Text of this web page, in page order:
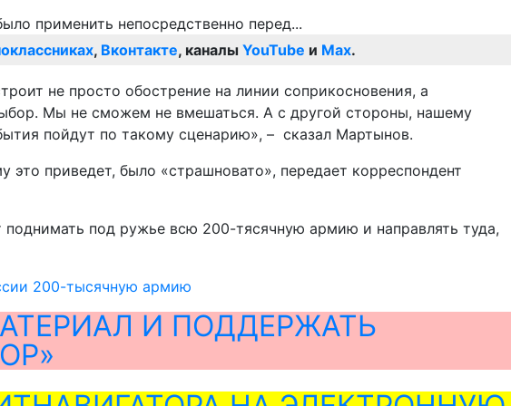
, Вконтакте, каналы YouTube и Max.
не просто обострение на линии соприкосновения, а
Мы не сможем не вмешаться. А с другой стороны, нашему
пойдут по такому сценарию», – сказал Мартынов.
приведет, было «страшновато», передает корреспондент
под ружье всю 200-тясячную армию и направлять туда,
200-тысячную армию
И ПОДДЕРЖАТЬ